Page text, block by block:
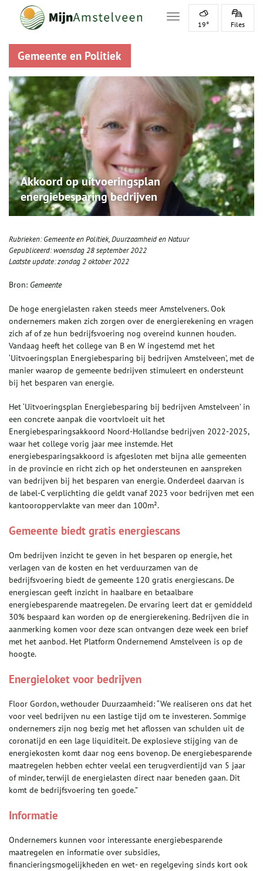
Toggle navigation
19° Files
Gemeente en Politiek
Akkoord op uitvoeringsplan
energiebesparing bedrijven
Rubrieken:Gemeente en Politiek,Duurzaamheid en Natuur
Gepubliceerd:woensdag 28 september 2022
Laatste update:zondag 2 oktober 2022
Bron: Gemeente
De hoge energielasten raken steeds meer Amstelveners. Ook
ondernemers maken zich zorgen over de energierekening en vragen
zich af of ze hun bedrijfsvoering nog overeind kunnen houden.
Vandaag heeft het college van B en W ingestemd met het
‘Uitvoeringsplan Energiebesparing bij bedrijven Amstelveen’, met de
manier waarop de gemeente bedrijven stimuleert en ondersteunt
bij het besparen van energie.
Het ‘Uitvoeringsplan Energiebesparing bij bedrijven Amstelveen’ in
een concrete aanpak die voortvloeit uit het
Energiebesparingsakkoord Noord-Hollandse bedrijven 2022-2025,
waar het college vorig jaar mee instemde. Het
energiebesparingsakkoord is afgesloten met bijna alle gemeenten
in de provincie en richt zich op het ondersteunen en aanspreken
van bedrijven bij het besparen van energie. Onderdeel daarvan is
de label-C verplichting die geldt vanaf 2023 voor bedrijven met een
kantooroppervlakte van meer dan 100m².
Gemeente biedt gratis energiescans
Om bedrijven inzicht te geven in het besparen op energie, het
verlagen van de kosten en het verduurzamen van de
bedrijfsvoering biedt de gemeente 120 gratis energiescans. De
energiescan geeft inzicht in haalbare en betaalbare
energiebesparende maatregelen. De ervaring leert dat er gemiddeld
30% bespaard kan worden op de energierekening. Bedrijven die in
aanmerking komen voor deze scan ontvangen deze week een brief
met het aanbod. Het Platform Ondernemend Amstelveen is op de
hoogte.
Energieloket voor bedrijven
Floor Gordon, wethouder Duurzaamheid: “We realiseren ons dat het
voor veel bedrijven nu een lastige tijd om te investeren. Sommige
ondernemers zijn nog bezig met het aflossen van schulden uit de
coronatijd en een lage liquiditeit. De explosieve stijging van de
energiekosten komt daar nog eens bovenop. De energiebesparende
maatregelen hebben echter veelal een terugverdientijd van 5 jaar
of minder, terwijl de energielasten direct naar beneden gaan. Dit
komt de bedrijfsvoering ten goede.”
­Informatie
Ondernemers kunnen voor interessante energiebesparende
maatregelen en informatie over subsidies,
financieringsmogelijkheden en wet- en regelgeving sinds kort ook